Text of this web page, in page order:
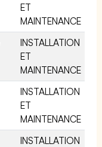
ET
MAINTENANCE
INSTALLATION
ET
MAINTENANCE
INSTALLATION
ET
MAINTENANCE
INSTALLATION